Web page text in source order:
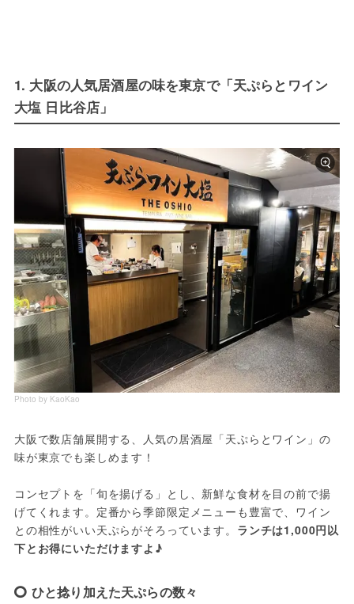
1. 大阪の人気居酒屋の味を東京で「天ぷらとワイン
大塩 日比谷店」
Photo by KaoKao
大阪で数店舗展開する、人気の居酒屋「天ぷらとワイン」の
味が東京でも楽しめます！
コンセプトを「旬を揚げる」とし、新鮮な食材を目の前で揚
げてくれます。定番から季節限定メニューも豊富で、ワイン
との相性がいい天ぷらがそろっています。 ランチは1,000円以
下とお得にいただけますよ♪
ひと捻り加えた天ぷらの数々